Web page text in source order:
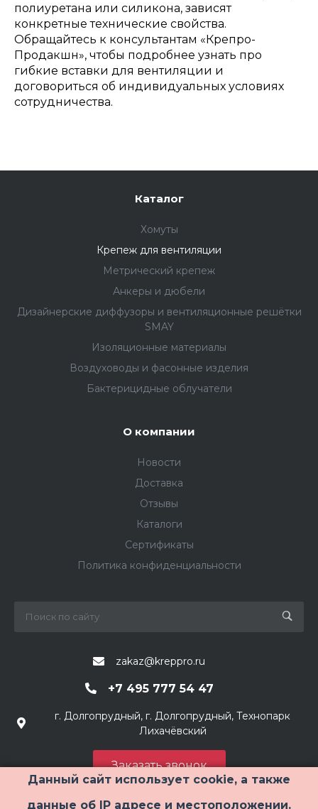
Данный сайт использует cookie, а также
данные об IP адресе и местоположении.
полиуретана или силикона, зависят
конкретные технические свойства.
Обращайтесь к консультантам «Крепро-
Продакшн», чтобы подробнее узнать про
гибкие вставки для вентиляции и
договориться об индивидуальных условиях
сотрудничества.
Каталог
Хомуты
Крепеж для вентиляции
Метрический крепеж
Анкеры и дюбели
Дизайнерские диффузоры и вентиляционные решётки
SMAY
Изоляционные материалы
Воздуховоды и фасонные изделия
Бактерицидные облучатели
О компании
Новости
Доставка
Отзывы
Каталоги
Сертификаты
Политика конфиденциальности
zakaz@kreppro.ru
+7 495 777 54 47
г. Долгопрудный, г. Долгопрудный, Технопарк
Лихачёвский
Заказать звонок